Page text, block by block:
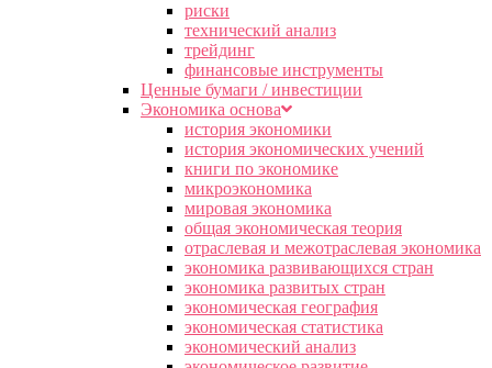
риски
технический анализ
трейдинг
финансовые инструменты
Ценные бумаги / инвестиции
Экономика основа
история экономики
история экономических учений
книги по экономике
микроэкономика
мировая экономика
общая экономическая теория
отраслевая и межотраслевая экономика
экономика развивающихся стран
экономика развитых стран
экономическая география
экономическая статистика
экономический анализ